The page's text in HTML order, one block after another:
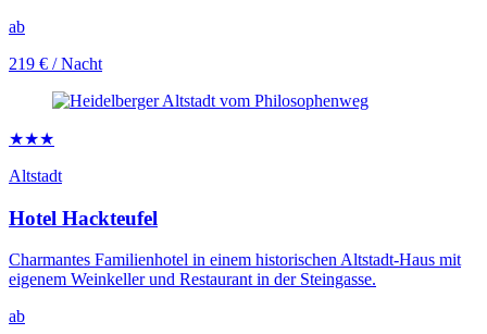
ab
219 € / Nacht
★★★
Altstadt
Hotel Hackteufel
Charmantes Familienhotel in einem historischen Altstadt-Haus mit
eigenem Weinkeller und Restaurant in der Steingasse.
ab